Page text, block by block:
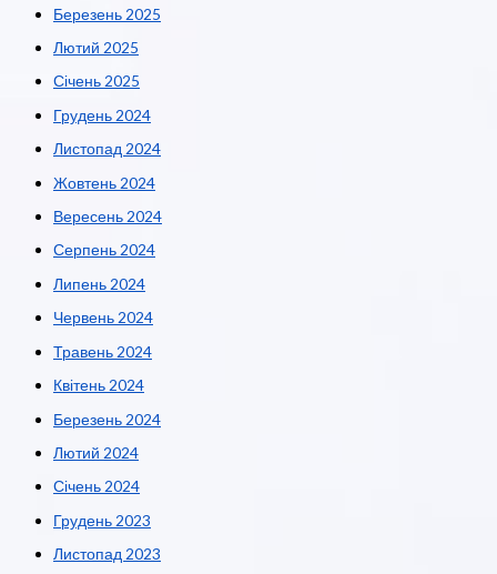
Березень 2025
Лютий 2025
Січень 2025
Грудень 2024
Листопад 2024
Жовтень 2024
Вересень 2024
Серпень 2024
Липень 2024
Червень 2024
Травень 2024
Квітень 2024
Березень 2024
Лютий 2024
Січень 2024
Грудень 2023
Листопад 2023